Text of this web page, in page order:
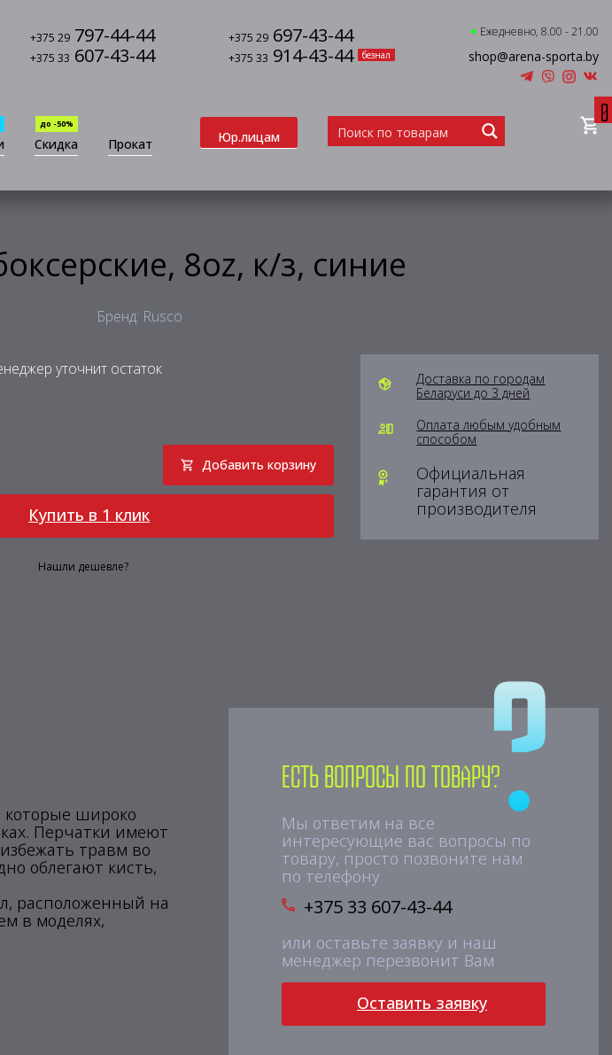
+375 29 797-44-44 +375 29 697-43-44
+375 33 607-43-44 +375 33 914-43-44 безнал
Ежедневно, 8.00 - 21.00
shop@arena-sporta.by
Скидка
до -50%
Прокат Юр.лицам
0
8oz, к/з, синие
Бренд: Rusco
уточнит остаток
Добавить корзину
Купить в 1 клик
Нашли дешевле?
Доставка по городам
Беларуси до 3 дней
Оплата любым удобным
способом
Официальная
гарантия от
производителя
которые широко
Перчатки имеют
травм во
облегают кисть,
расположенный на
в моделях,
Есть вопросы по товару?
Мы ответим на все
интересующие вас вопросы по
товару, просто позвоните нам
по телефону
+375 33 607-43-44
или оставьте заявку и наш
менеджер перезвонит Вам
Оставить заявку